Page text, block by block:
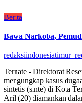
Berita
Bawa Narkoba,
Ternate - Direktorat
mengungkap kasus
sintetis (sinte) di Kota
Aril (20) diamankan